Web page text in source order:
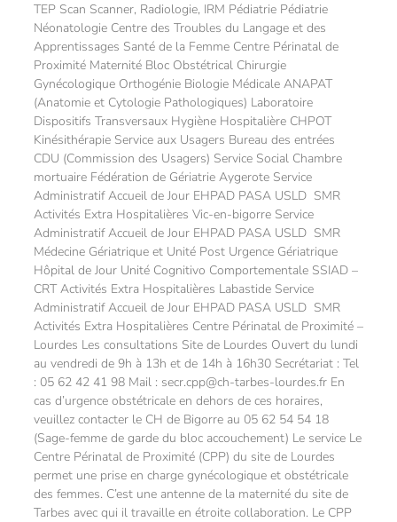
TEP Scan Scanner, Radiologie, IRM Pédiatrie Pédiatrie
Néonatologie Centre des Troubles du Langage et des
Apprentissages Santé de la Femme Centre Périnatal de
Proximité Maternité Bloc Obstétrical Chirurgie
Gynécologique Orthogénie Biologie Médicale ANAPAT
(Anatomie et Cytologie Pathologiques) Laboratoire
Dispositifs Transversaux Hygiène Hospitalière CHPOT
Kinésithérapie Service aux Usagers Bureau des entrées
CDU (Commission des Usagers) Service Social Chambre
mortuaire Fédération de Gériatrie Aygerote Service
Administratif Accueil de Jour EHPAD PASA USLD SMR
Activités Extra Hospitalières Vic-en-bigorre Service
Administratif Accueil de Jour EHPAD PASA USLD SMR
Médecine Gériatrique et Unité Post Urgence Gériatrique
Hôpital de Jour Unité Cognitivo Comportementale SSIAD –
CRT Activités Extra Hospitalières Labastide Service
Administratif Accueil de Jour EHPAD PASA USLD SMR
Activités Extra Hospitalières Centre Périnatal de Proximité –
Lourdes Les consultations Site de Lourdes Ouvert du lundi
au vendredi de 9h à 13h et de 14h à 16h30 Secrétariat : Tel
: 05 62 42 41 98 Mail : secr.cpp@ch-tarbes-lourdes.fr En
cas d’urgence obstétricale en dehors de ces horaires,
veuillez contacter le CH de Bigorre au 05 62 54 54 18
(Sage-femme de garde du bloc accouchement) Le service Le
Centre Périnatal de Proximité (CPP) du site de Lourdes
permet une prise en charge gynécologique et obstétricale
des femmes. C’est une antenne de la maternité du site de
Tarbes avec qui il travaille en étroite collaboration. Le CPP